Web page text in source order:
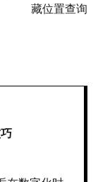
藏位置查询